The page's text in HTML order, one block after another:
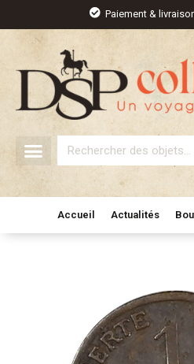
contenu
Paiement &
Rechercher
Accueil Actualités